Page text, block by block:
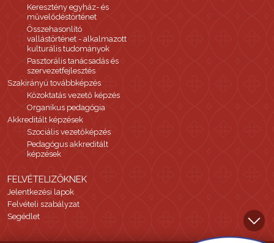
Keresztény egyház- és
művelődéstörténet
Összehasonlító
vallástörténet - alkalmazott
kulturális tudományok
Pasztorális tanácsadás és
szervezetfejlesztés
Szakirányú továbbképzés
Közoktatás vezető képzés
Organikus pedagógia
Akkreditált képzések
Szociális vezetőképzés
Pedagógus akkreditált
képzések
FELVÉTELIZŐKNEK
Jelentkezési lapok
Felvételi szabályzat
Segédlet